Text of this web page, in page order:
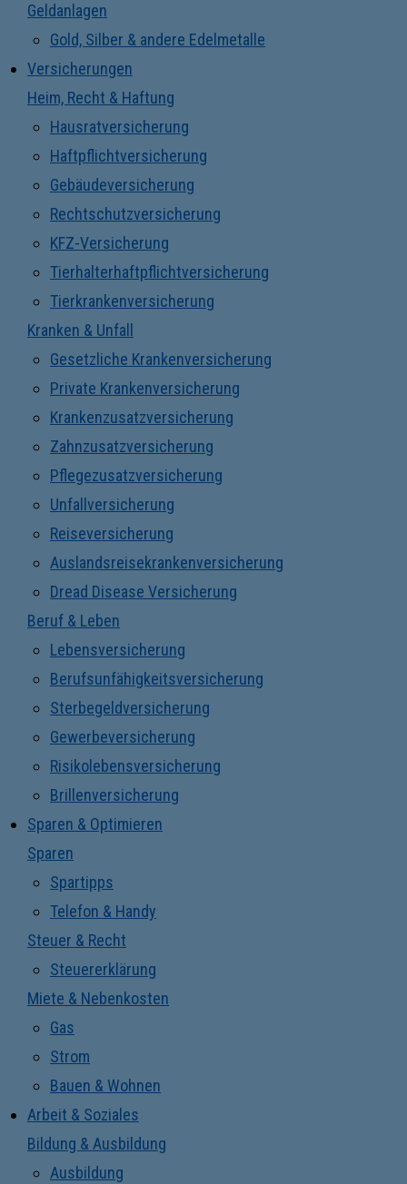
Geldanlagen
Gold, Silber & andere Edelmetalle
Versicherungen
Heim, Recht & Haftung
Hausratversicherung
Haftpflichtversicherung
Gebäudeversicherung
Rechtschutzversicherung
KFZ-Versicherung
Tierhalterhaftpflichtversicherung
Tierkrankenversicherung
Kranken & Unfall
Gesetzliche Krankenversicherung
Private Krankenversicherung
Krankenzusatzversicherung
Zahnzusatzversicherung
Pflegezusatzversicherung
Unfallversicherung
Reiseversicherung
Auslandsreisekrankenversicherung
Dread Disease Versicherung
Beruf & Leben
Lebensversicherung
Berufsunfähigkeitsversicherung
Sterbegeldversicherung
Gewerbeversicherung
Risikolebensversicherung
Brillenversicherung
Sparen & Optimieren
Sparen
Spartipps
Telefon & Handy
Steuer & Recht
Steuererklärung
Miete & Nebenkosten
Gas
Strom
Bauen & Wohnen
Arbeit & Soziales
Bildung & Ausbildung
Ausbildung